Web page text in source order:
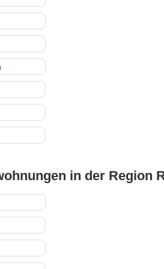
in der Region